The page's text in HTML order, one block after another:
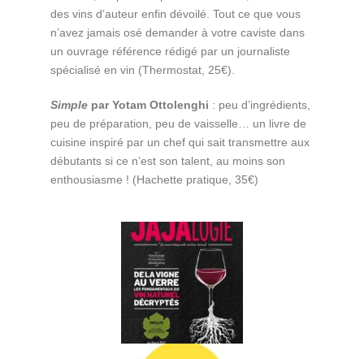
des vins d’auteur enfin dévoilé. Tout ce que vous
n’avez jamais osé demander à votre caviste dans
un ouvrage référence rédigé par un journaliste
spécialisé en vin (Thermostat, 25€).
Simple par Yotam Ottolenghi : peu d’ingrédients,
peu de préparation, peu de vaisselle… un livre de
cuisine inspiré par un chef qui sait transmettre aux
débutants si ce n’est son talent, au moins son
enthousiasme ! (Hachette pratique, 35€)